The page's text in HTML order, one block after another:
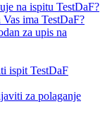
na ispitu TestDaF?
ima TestDaF?
za upis na
ispit TestDaF
za polaganje